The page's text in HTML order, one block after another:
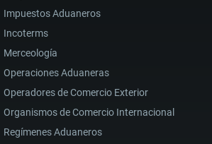
Impuestos Aduaneros
Incoterms
Merceología
Operaciones Aduaneras
Operadores de Comercio Exterior
Organismos de Comercio Internacional
Regímenes Aduaneros